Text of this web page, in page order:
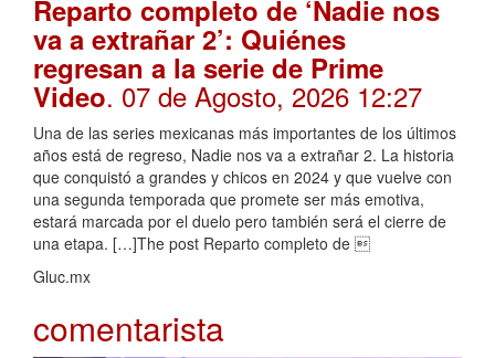
Reparto completo de ‘Nadie nos
va a extrañar 2’: Quiénes
regresan a la serie de Prime
Video. 07 de Agosto, 2026 12:27
Una de las series mexicanas más importantes de los últimos
años está de regreso, Nadie nos va a extrañar 2. La historia
que conquistó a grandes y chicos en 2024 y que vuelve con
una segunda temporada que promete ser más emotiva,
estará marcada por el duelo pero también será el cierre de
una etapa. […]The post Reparto completo de 
Gluc.mx
comentarista